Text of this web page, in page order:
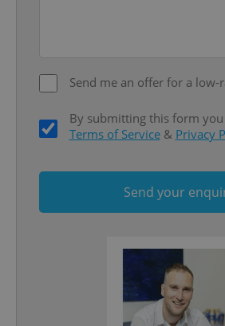
Send me an offer for a low-
By submitting this form
Terms of Service& Privacy
Send your